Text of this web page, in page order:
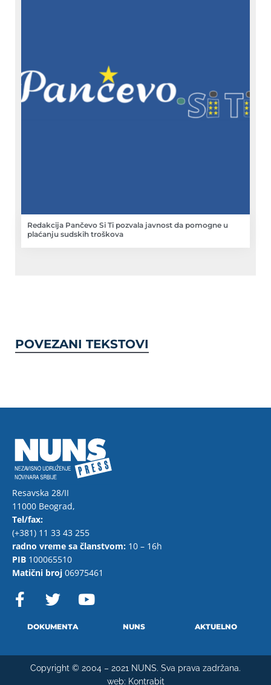
Redakcija Pančevo Si Ti pozvala javnost da pomogne u
plaćanju sudskih troškova
POVEZANI TEKSTOVI
Resavska 28/II
11000 Beograd,
Tel/fax:
(+381) 11 33 43 255
radno vreme sa članstvom: 10 – 16h
PIB 100065510
Matični broj 06975461
F
a
o
w
t
e
r
o
b
e
DOKUMENTA NUNS AKTUELNO
Copyright © 2004 – 2021 NUNS. Sva prava zadržana.
web: Kontrabit